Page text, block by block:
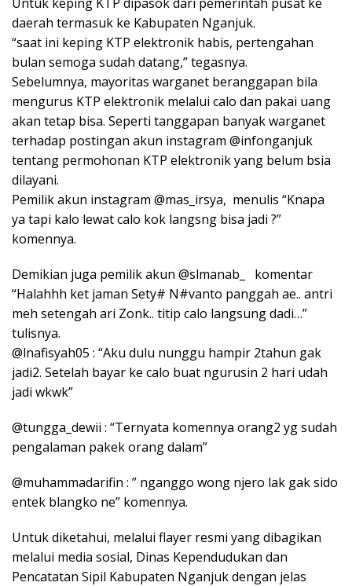
daerah termasuk ke Kabupaten Nganjuk.
“saat ini keping KTP elektronik habis, pertengahan
bulan semoga sudah datang,” tegasnya.
Sebelumnya, mayoritas warganet beranggapan bila
mengurus KTP elektronik melalui calo dan pakai uang
akan tetap bisa. Seperti tanggapan banyak warganet
terhadap postingan akun instagram @infonganjuk
tentang permohonan KTP elektronik yang belum bsia
dilayani.
Pemilik akun instagram @mas_irsya, menulis “Knapa
ya tapi kalo lewat calo kok langsng bisa jadi ?”
komennya.
Demikian juga pemilik akun @slmanab_ komentar
“Halahhh ket jaman Sety# N#vanto panggah ae.. antri
meh setengah ari Zonk.. titip calo langsung dadi…”
tulisnya.
@lnafisyah05 : “Aku dulu nunggu hampir 2tahun gak
jadi2. Setelah bayar ke calo buat ngurusin 2 hari udah
jadi wkwk”
@tungga_dewii : “Ternyata komennya orang2 yg sudah
pengalaman pakek orang dalam”
@muhammadarifin : ” nganggo wong njero lak gak sido
entek blangko ne” komennya.
Untuk diketahui, melalui flayer resmi yang dibagikan
melalui media sosial, Dinas Kependudukan dan
Pencatatan Sipil Kabupaten Nganjuk dengan jelas